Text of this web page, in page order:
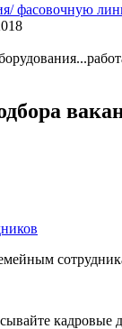
фасовочную
кадровые